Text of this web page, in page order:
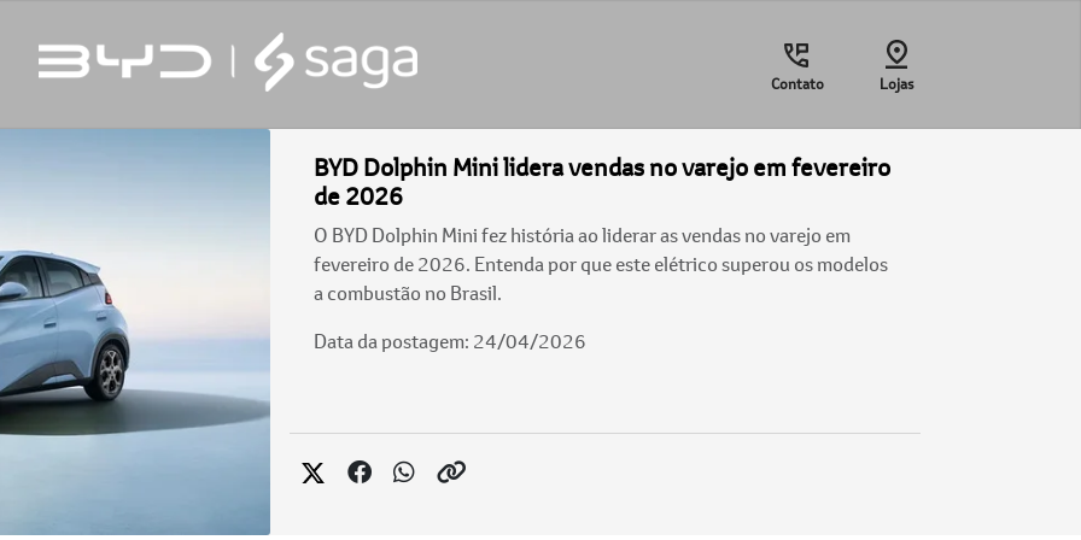
Contato Lojas
BYD Dolphin Mini lidera vendas no varejo em fevereiro
de 2026
O BYD Dolphin Mini fez história ao liderar as vendas no varejo em
fevereiro de 2026. Entenda por que este elétrico superou os modelos
a combustão no Brasil.
Data da postagem: 24/04/2026